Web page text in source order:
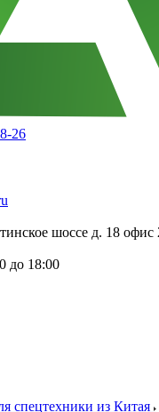
26
шоссе д. 18 офис
до 18:00
спецтехники из Китая